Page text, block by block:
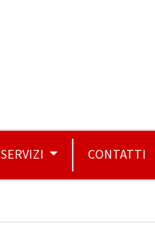
SERVIZI CONTATTI